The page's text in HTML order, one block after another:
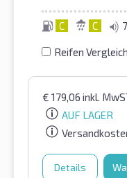
C C
Reifen
€ 179,06 inkl.
AUF LAGER
Details